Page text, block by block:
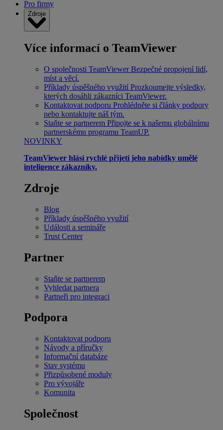
Pro firmy
Zdroje
Více informací o TeamViewer
O společnosti TeamViewer Bezpečné propojení lidí,
míst a věcí.
Příklady úspěšného využití Prozkoumejte výsledky,
kterých dosáhli zákazníci TeamViewer.
Kontaktovat podporu Prohlédněte si články podpory
nebo kontaktujte náš tým.
Staňte se partnerem Připojte se k našemu globálnímu
partnerskému programu TeamUP.
NOVINKY
TeamViewer hlásí rychlé přijetí jeho nabídky umělé
inteligence zákazníky.
Zdroje
Blog
Příklady úspěšného využití
Události a semináře
Trust Center
Partner
Staňte se partnerem
Vyhledat partnera
Partneři pro integraci
Podpora
Kontaktovat podporu
Návody a příručky
Informační databáze
Stav systému
Přizpůsobené moduly
Pro vývojáře
Komunita
Společnost